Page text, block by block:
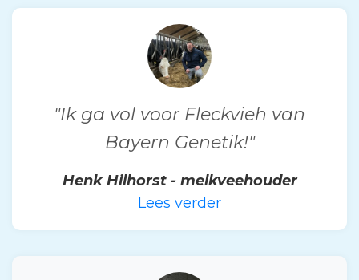
"Ik ga vol voor Fleckvieh van
Bayern Genetik!"
Henk Hilhorst - melkveehouder
Lees verder